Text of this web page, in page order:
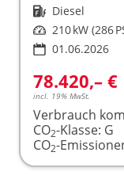
Kraftstoff Diesel
Leistung 210 kW (286
01.06.2026
78.420,– €
incl. 19% MwSt.
Verbrauch
CO2-Klasse: G
CO2-